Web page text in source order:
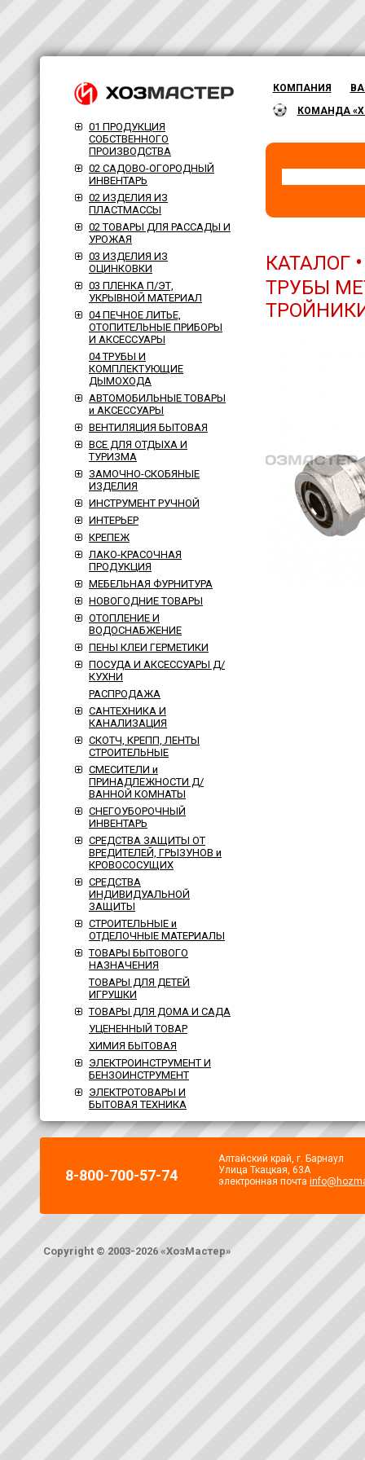
01 ПРОДУКЦИЯ
СОБСТВЕННОГО
ПРОИЗВОДСТВА
02 САДОВО-ОГОРОДНЫЙ
ИНВЕНТАРЬ
02 ИЗДЕЛИЯ ИЗ
ПЛАСТМАССЫ
02 ТОВАРЫ ДЛЯ РАССАДЫ И
УРОЖАЯ
03 ИЗДЕЛИЯ ИЗ
ОЦИНКОВКИ
03 ПЛЕНКА П/ЭТ,
УКРЫВНОЙ МАТЕРИАЛ
04 ПЕЧНОЕ ЛИТЬЕ,
ОТОПИТЕЛЬНЫЕ ПРИБОРЫ
И АКСЕССУАРЫ
04 ТРУБЫ И
КОМПЛЕКТУЮЩИЕ
ДЫМОХОДА
АВТОМОБИЛЬНЫЕ ТОВАРЫ
и АКСЕССУАРЫ
ВЕНТИЛЯЦИЯ БЫТОВАЯ
ВСЕ ДЛЯ ОТДЫХА И
ТУРИЗМА
ЗАМОЧНО-СКОБЯНЫЕ
ИЗДЕЛИЯ
ИНСТРУМЕНТ РУЧНОЙ
ИНТЕРЬЕР
КРЕПЕЖ
ЛАКО-КРАСОЧНАЯ
ПРОДУКЦИЯ
МЕБЕЛЬНАЯ ФУРНИТУРА
НОВОГОДНИЕ ТОВАРЫ
ОТОПЛЕНИЕ И
ВОДОСНАБЖЕНИЕ
ПЕНЫ КЛЕИ ГЕРМЕТИКИ
ПОСУДА И АКСЕССУАРЫ Д/
КУХНИ
РАСПРОДАЖА
САНТЕХНИКА И
КАНАЛИЗАЦИЯ
СКОТЧ, КРЕПП, ЛЕНТЫ
СТРОИТЕЛЬНЫЕ
СМЕСИТЕЛИ и
ПРИНАДЛЕЖНОСТИ Д/
ВАННОЙ КОМНАТЫ
СНЕГОУБОРОЧНЫЙ
ИНВЕНТАРЬ
СРЕДСТВА ЗАЩИТЫ ОТ
ВРЕДИТЕЛЕЙ, ГРЫЗУНОВ и
КРОВОСОСУЩИХ
СРЕДСТВА
ИНДИВИДУАЛЬНОЙ
ЗАЩИТЫ
СТРОИТЕЛЬНЫЕ и
ОТДЕЛОЧНЫЕ МАТЕРИАЛЫ
ТОВАРЫ БЫТОВОГО
НАЗНАЧЕНИЯ
ТОВАРЫ ДЛЯ ДЕТЕЙ
ИГРУШКИ
ТОВАРЫ ДЛЯ ДОМА И САДА
УЦЕНЕННЫЙ ТОВАР
ХИМИЯ БЫТОВАЯ
ЭЛЕКТРОИНСТРУМЕНТ И
БЕНЗОИНСТРУМЕНТ
ЭЛЕКТРОТОВАРЫ И
БЫТОВАЯ ТЕХНИКА
КОМПАНИЯ
КОМАНДА
КАТАЛОГ
ТРУБЫ
8-800-700-57-74
Алтайский край, г. Барнаул
Улица Ткацкая, 63А
электронная почта
Copyright © 2003-2026 «ХозМастер»